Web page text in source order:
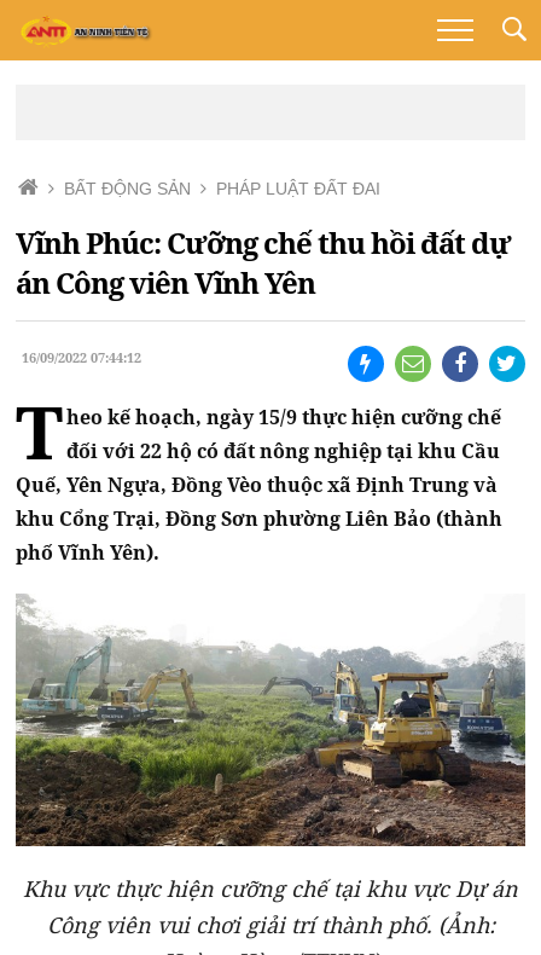
BẤT ĐỘNG SẢN PHÁP LUẬT ĐẤT ĐAI
Vĩnh Phúc: Cưỡng chế thu hồi đất dự
án Công viên Vĩnh Yên
16/09/2022 07:44:12
Theo kế hoạch, ngày 15/9 thực hiện cưỡng chế
đối với 22 hộ có đất nông nghiệp tại khu Cầu
Quế, Yên Ngựa, Đồng Vèo thuộc xã Định Trung và
khu Cổng Trại, Đồng Sơn phường Liên Bảo (thành
phố Vĩnh Yên).
Khu vực thực hiện cưỡng chế tại khu vực Dự án
Công viên vui chơi giải trí thành phố. (Ảnh: